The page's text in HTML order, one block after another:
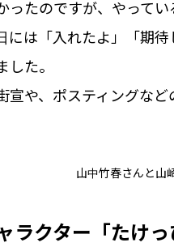
ったのですが、やってい
には「入れたよ」「期
した。
宣や、ポスティングな
山中竹春さんと山
ラクター「たけ